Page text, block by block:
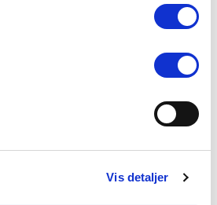
Vis detaljer